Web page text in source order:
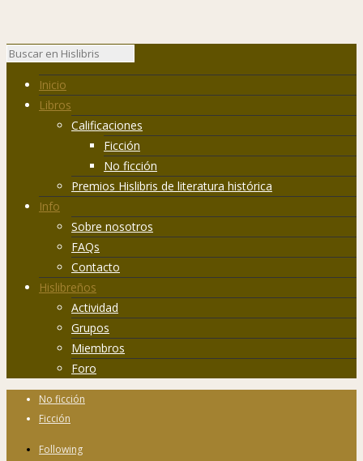
Inicio
Libros
Calificaciones
Ficción
No ficción
Premios Hislibris de literatura histórica
Info
Sobre nosotros
FAQs
Contacto
Hislibreños
Actividad
Grupos
Miembros
Foro
No ficción
Ficción
Following